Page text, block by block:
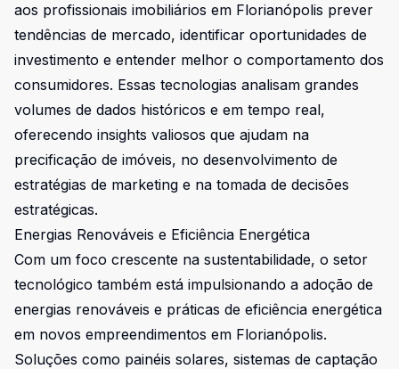
aos profissionais imobiliários em Florianópolis prever
tendências de mercado, identificar oportunidades de
investimento e entender melhor o comportamento dos
consumidores. Essas tecnologias analisam grandes
volumes de dados históricos e em tempo real,
oferecendo insights valiosos que ajudam na
precificação de imóveis, no desenvolvimento de
estratégias de marketing e na tomada de decisões
estratégicas.
Energias Renováveis e Eficiência Energética
Com um foco crescente na sustentabilidade, o setor
tecnológico também está impulsionando a adoção de
energias renováveis e práticas de eficiência energética
em novos empreendimentos em Florianópolis.
Soluções como painéis solares, sistemas de captação